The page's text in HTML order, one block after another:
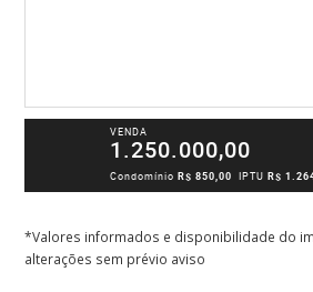
VENDA
1.250.000,00
CondomínioR$ 850,00 IPTUR$
*Valores informados e disponibilidade do
alterações sem prévio aviso